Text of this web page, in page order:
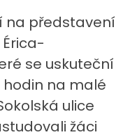
na představení
Érica-
se uskuteční
hodin na malé
ulice
žáci